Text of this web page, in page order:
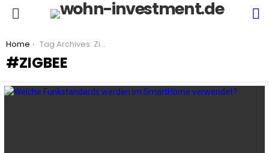
You are here:
Home Tag Archives: Zigbee
ZIGBEE